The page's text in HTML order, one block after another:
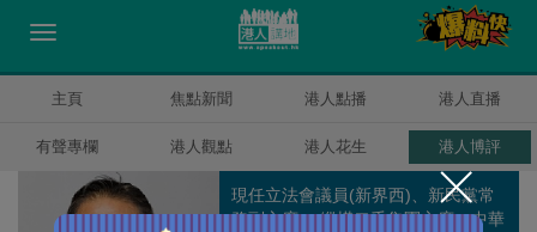
主頁 焦點新聞 港人點播 港人直播
有聲專欄 港人觀點 港人花生 港人博評
現任立法會議員(新界西)、新民黨常
務副主席、 縱橫二千集團主席、中華